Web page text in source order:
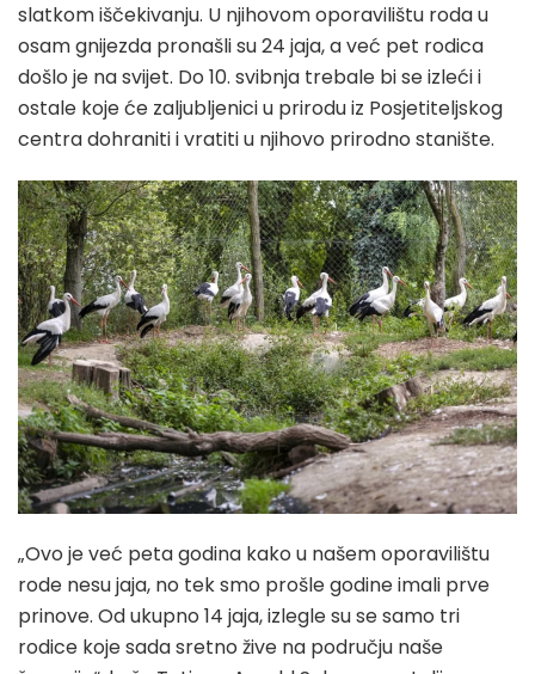
slatkom iščekivanju. U njihovom oporavilištu roda u
osam gnijezda pronašli su 24 jaja, a već pet rodica
došlo je na svijet. Do 10. svibnja trebale bi se izleći i
ostale koje će zaljubljenici u prirodu iz Posjetiteljskog
centra dohraniti i vratiti u njihovo prirodno stanište.
„Ovo je već peta godina kako u našem oporavilištu
rode nesu jaja, no tek smo prošle godine imali prve
prinove. Od ukupno 14 jaja, izlegle su se samo tri
rodice koje sada sretno žive na području naše